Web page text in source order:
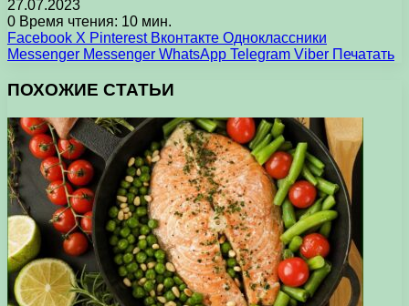
27.07.2023
0 Время чтения: 10 мин.
Facebook X Pinterest Вконтакте Одноклассники
Messenger Messenger WhatsApp Telegram Viber Печатать
ПОХОЖИЕ СТАТЬИ